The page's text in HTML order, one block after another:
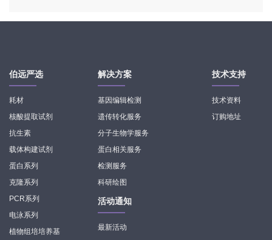
伯远严选
耗材
核酸提取试剂
抗生素
载体构建试剂
蛋白系列
克隆系列
PCR系列
电泳系列
植物组培培养基
解决方案
基因编辑检测
遗传转化服务
分子生物学服务
蛋白相关服务
检测服务
科研绘图
技术支持
技术资料
订购地址
活动通知
最新活动